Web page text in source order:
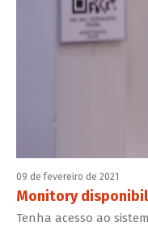
09 de fevereiro de 2021
Monitory
Tenha acesso ao